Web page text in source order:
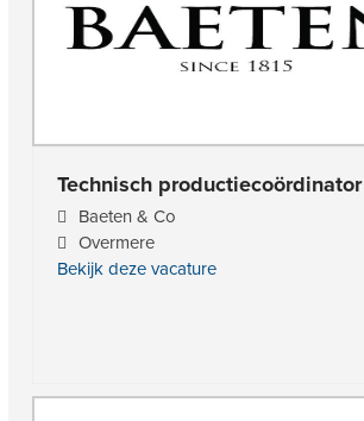
Technisch productiecoördinator
Baeten & Co
Overmere
Bekijk deze vacature